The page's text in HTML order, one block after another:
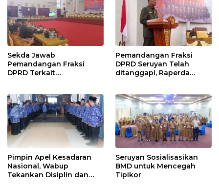
Sekda Jawab
Pemandangan Fraksi
DPRD Terkait
2024
Pemandangan Fraksi
DPRD Seruyan Telah
ditanggapi, Raperda
Pimpin Apel Kesadaran
Nasional, Wabup
Tekankan Disiplin dan
Seruyan Sosialisasikan
BMD untuk Mencegah
Tipikor